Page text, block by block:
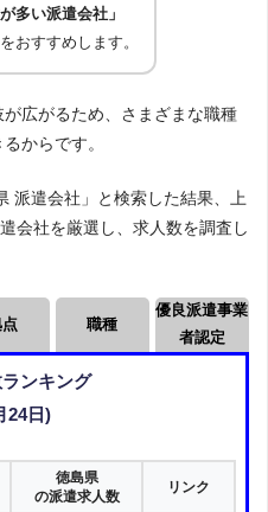
トスタッフ・イベントスタ
ム開発
ィブ系）
CAD DTP
り・サンプリング
多い派遣会社」
おすすめします。
広がるため、さまざまな職種
からです。
派遣会社」と検索した結果、上
会社を厳選し、求人数を調査し
職種
優良派遣事業
者認定
ンキング
24日)
徳島県
の派遣求人数
リンク